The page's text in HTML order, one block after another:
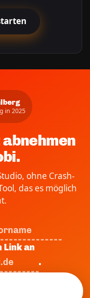
in 2025
ohne Crash-
das es möglich
Link an
.